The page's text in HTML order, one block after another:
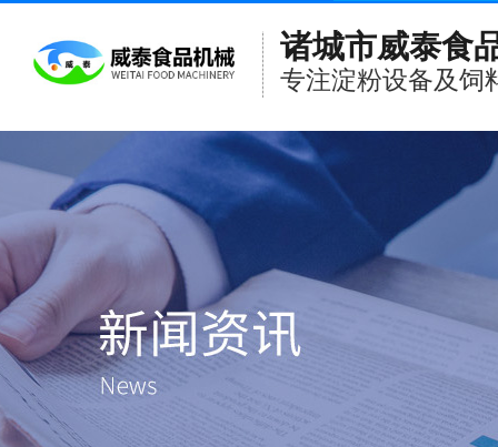
诸城市威泰食
专注淀粉设备及饲